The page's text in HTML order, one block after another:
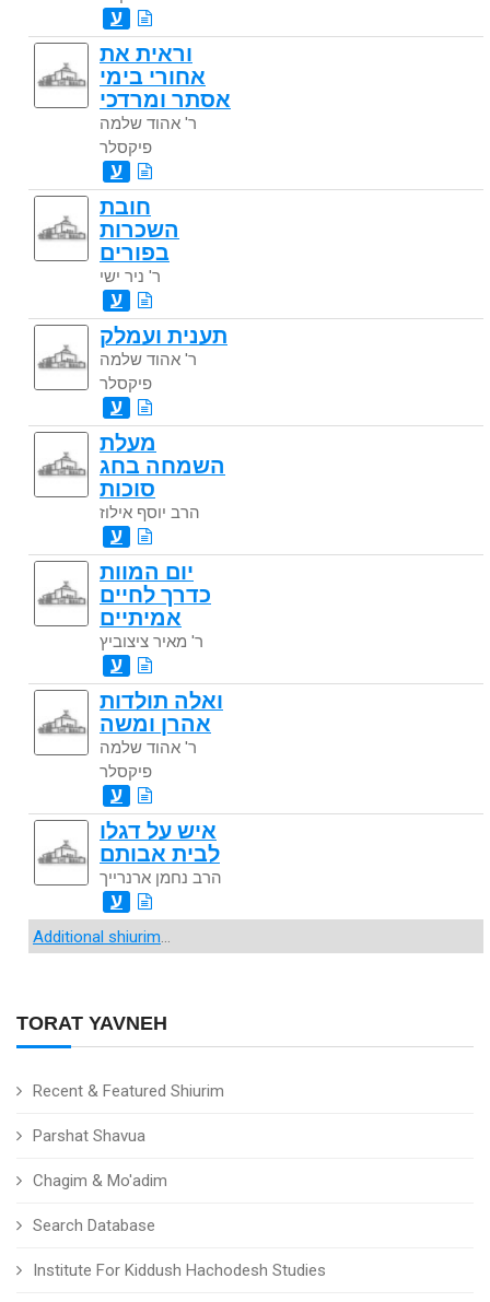
TORAT YAVNEH
Recent & Featured Shiurim
Parshat Shavua
Chagim & Mo'adim
Search Database
Institute For Kiddush Hachodesh Studies
ע
וראית את
אחורי בימי
אסתר ומרדכי
ר' אהוד שלמה
פיקסלר
ע
חובת
השכרות
בפורים
ר' ניר ישי
ע
תענית ועמלק
ר' אהוד שלמה
פיקסלר
ע
מעלת
השמחה בחג
סוכות
הרב יוסף אילוז
ע
יום המוות
כדרך לחיים
אמיתיים
ר' מאיר ציצוביץ
ע
ואלה תולדות
אהרן ומשה
ר' אהוד שלמה
פיקסלר
ע
איש על דגלו
לבית אבותם
הרב נחמן ארנרייך
ע
Additional shiurim...